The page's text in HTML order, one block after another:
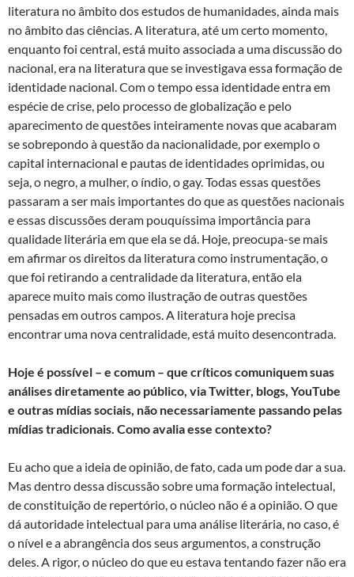
literatura no âmbito dos estudos de humanidades, ainda mais
no âmbito das ciências. A literatura, até um certo momento,
enquanto foi central, está muito associada a uma discussão do
nacional, era na literatura que se investigava essa formação de
identidade nacional. Com o tempo essa identidade entra em
espécie de crise, pelo processo de globalização e pelo
aparecimento de questões inteiramente novas que acabaram
se sobrepondo à questão da nacionalidade, por exemplo o
capital internacional e pautas de identidades oprimidas, ou
seja, o negro, a mulher, o índio, o gay. Todas essas questões
passaram a ser mais importantes do que as questões nacionais
e essas discussões deram pouquíssima importância para
qualidade literária em que ela se dá. Hoje, preocupa-se mais
em afirmar os direitos da literatura como instrumentação, o
que foi retirando a centralidade da literatura, então ela
aparece muito mais como ilustração de outras questões
pensadas em outros campos. A literatura hoje precisa
encontrar uma nova centralidade, está muito desencontrada.
Hoje é possível – e comum – que críticos comuniquem suas
análises diretamente ao público, via Twitter, blogs, YouTube
e outras mídias sociais, não necessariamente passando pelas
mídias tradicionais. Como avalia esse contexto?
Eu acho que a ideia de opinião, de fato, cada um pode dar a sua.
Mas dentro dessa discussão sobre uma formação intelectual,
de constituição de repertório, o núcleo não é a opinião. O que
dá autoridade intelectual para uma análise literária, no caso, é
o nível e a abrangência dos seus argumentos, a construção
deles. A rigor, o núcleo do que eu estava tentando fazer não era